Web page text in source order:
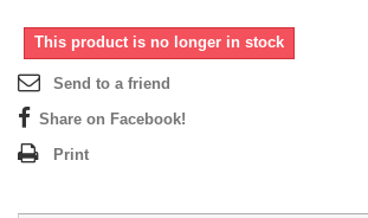
This product is no longer in stock
Send to a friend
Share on Facebook!
Print